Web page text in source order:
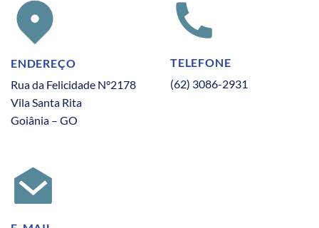
ENDEREÇO
Rua da Felicidade N°2178
Vila Santa Rita
Goiânia – GO
TELEFONE
(62) 3086-2931